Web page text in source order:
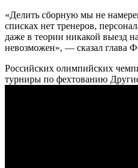
«Делить сборную мы не
списках нет тренеров,
даже в теории никакой выезд
невозможен», — сказал глава
Российских олимпийских
турниры по фехтованию